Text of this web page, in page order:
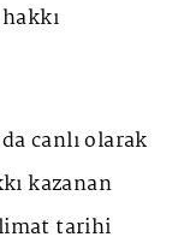
canlı olarak
kazanan
tarihi